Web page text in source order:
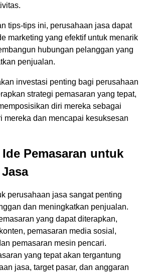
tips-tips ini, perusahaan jasa dapat
marketing yang efektif untuk menarik
hubungan pelanggan yang
penjualan.
investasi penting bagi perusahaan
strategi pemasaran yang tepat,
diri mereka sebagai
mereka dan mencapai kesuksesan
Pemasaran untuk
perusahaan jasa sangat penting
dan meningkatkan penjualan.
yang dapat diterapkan,
pemasaran media sosial,
pemasaran mesin pencari.
yang tepat akan tergantung
jasa, target pasar, dan anggaran